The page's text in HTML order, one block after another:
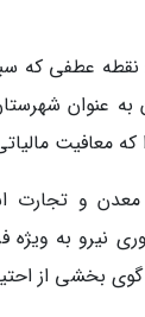
نقطه عطفی که
که معافیت
و تجارت
نیرو به
بخشی از